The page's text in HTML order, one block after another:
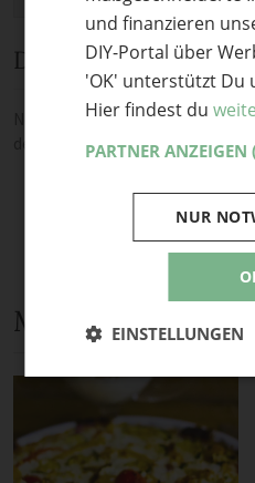
Diskussion
Noch keine Kommentare — sei die
deine Meinung.
Mehr
und finanzieren
DIY-Portal über
'OK' unterstützt Du
Hier findest du
PARTNER ANZEIGEN
NUR
EINSTELLUNGEN